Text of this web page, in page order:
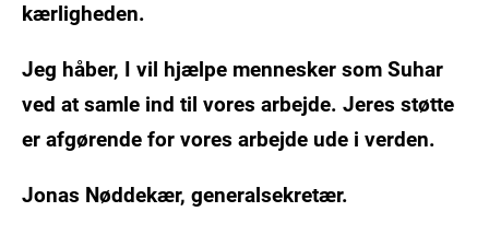
kærligheden.
Jeg håber, I vil hjælpe mennesker som Suhar
ved at samle ind til vores arbejde. Jeres støtte
er afgørende for vores arbejde ude i verden.
Jonas Nøddekær, generalsekretær.